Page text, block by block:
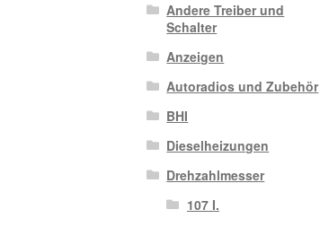
Andere Treiber und
Schalter
Anzeigen
Autoradios und Zubehör
BHI
Dieselheizungen
Drehzahlmesser
107 I.